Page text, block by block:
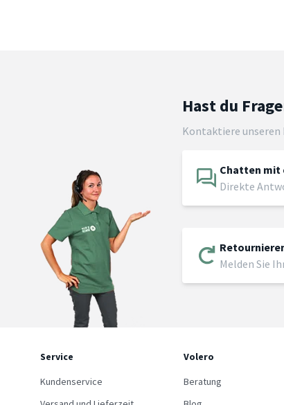
Hast du
Kontaktiere unseren
Chatten mit
Direkte
Melden Sie
Service
Kundenservice
Volero
Beratung